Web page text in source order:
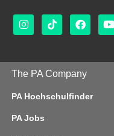
The PA Company
PA Hochschulfinder
PA Jobs